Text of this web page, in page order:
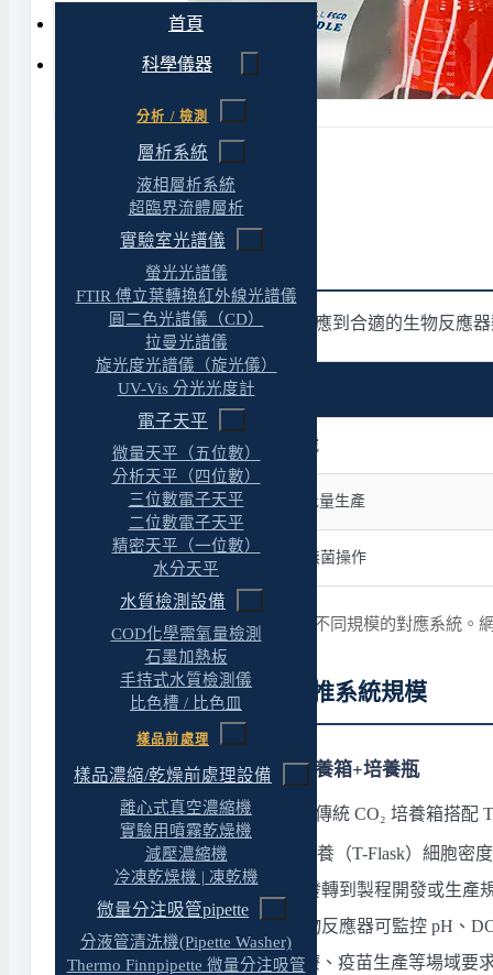
首頁
科學儀器
分析 / 檢測
層析系統
液相層析系統
超臨界流體層析
實驗室光譜儀
螢光光譜儀
FTIR 傅立葉轉換紅外線光譜儀
圓二色光譜儀（CD）
拉曼光譜儀
旋光度光譜儀（旋光儀）
UV-Vis 分光光度計
電子天平
微量天平（五位數）
分析天平（四位數）
三位數電子天平
二位數電子天平
精密天平（一位數）
水分天平
水質檢測設備
COD化學需氧量檢測
石墨加熱板
手持式水質檢測儀
比色槽 / 比色皿
樣品前處理
樣品濃縮/乾燥前處理設備
離心式真空濃縮機
實驗用噴霧乾燥機
減壓濃縮機
冷凍乾燥機 | 凍乾機
微量分注吸管pipette
分液管清洗機(Pipette Washer)
Thermo Finnpipette 微量分注吸管
生物反應器快速分流
下表依「培養規模與應用」對應到合適的生物反應
應用情境
研發規模、製程開發、學術研究
中試規模、製程放大驗證、小批量生產
細胞治療 cGMP 製造、封閉式無菌操作
上表為 ESCO VacciXcell 系列在不同規模的對應系統
選購導引：從應用回推系統規模
一、生物反應器 vs 傳統培養箱+培養瓶
選擇生物反應器之前，先確認傳統 CO₂ 培養箱搭配
細胞密度需求：傳統 2D 培養（T-Flask）細胞密
規模化需求：當需要從研發轉到製程開發或生產
製程連續性與可控性：生物反應器可監控 pH、
cGMP 合規需求：細胞治療、疫苗生產等場域要